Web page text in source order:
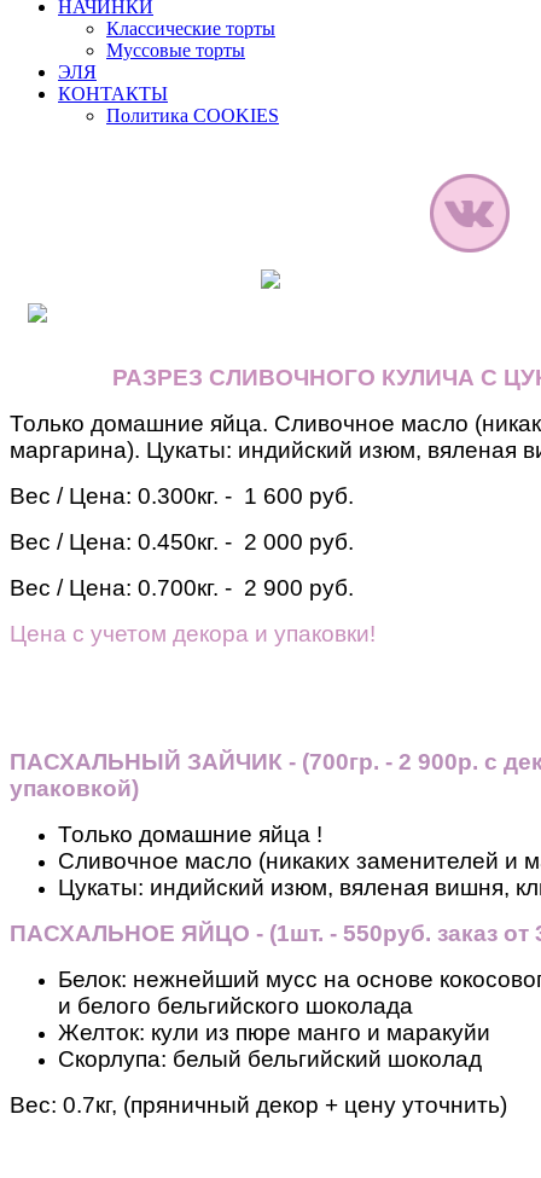
НАЧИНКИ
Классические торты
Муссовые торты
ЭЛЯ
КОНТАКТЫ
Политика COOKIES
РАЗРЕЗ СЛИВОЧНОГО КУЛИЧА С
Только домашние яйца. Сливочное масло
маргарина). Цукаты: индийский изюм, вяленая
Вес / Цена: 0.300кг. - 1 600 руб.
Вес / Цена: 0.450кг. - 2 000 руб.
Вес / Цена: 0.700кг. - 2 900 руб.
Цена с учетом декора и упаковки!
ПАСХАЛЬНЫЙ ЗАЙЧИК - (700гр. - 2 900р. с
упаковкой)
Только домашние яйца !
Сливочное масло (никаких заменителей и
Цукаты: индийский изюм, вяленая вишня,
ПАСХАЛЬНОЕ ЯЙЦО - (1шт. - 550руб. заказ от
Белок: нежнейший мусс на основе
и белого бельгийского шоколада
Желток: кули из пюре манго и маракуйи
Скорлупа: белый бельгийский шоколад
Вес: 0.7кг, (пряничный декор + цену уточнить)